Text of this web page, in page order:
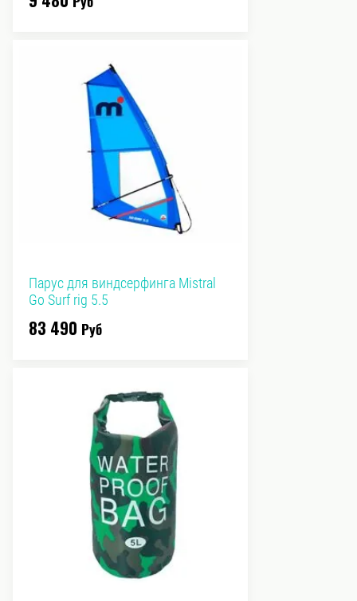
Парус для виндсерфинга Mistral
Go Surf rig 5.5
83 490 Руб